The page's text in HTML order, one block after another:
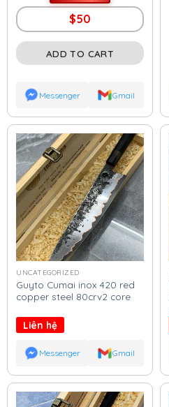
$50
ADD TO CART
Messenger Gmail
UNCATEGORIZED
Guyto Cumai inox 420 red
copper steel 80crv2 core
Liên hệ
Messenger Gmail